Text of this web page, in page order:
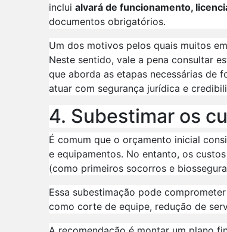
inclui alvará de funcionamento,
documentos obrigatórios.
Um dos motivos pelos quais muitos
Neste sentido, vale a pena consultar
que aborda as etapas necessárias de
atuar com segurança jurídica e
4. Subestimar os
É comum que o orçamento inicial
e equipamentos. No entanto, os
(como primeiros socorros e
Essa subestimação pode
como corte de equipe, redução de